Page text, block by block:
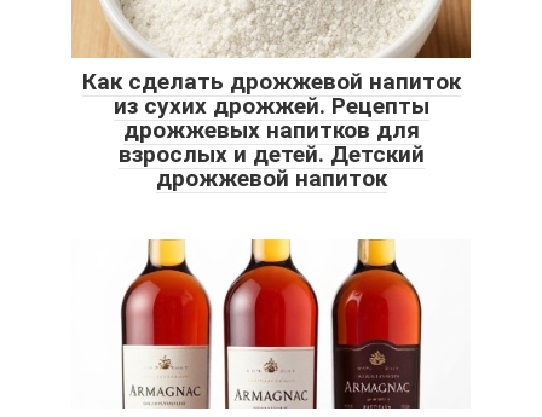
Как сделать дрожжевой напиток
из сухих дрожжей. Рецепты
дрожжевых напитков для
взрослых и детей. Детский
дрожжевой напиток